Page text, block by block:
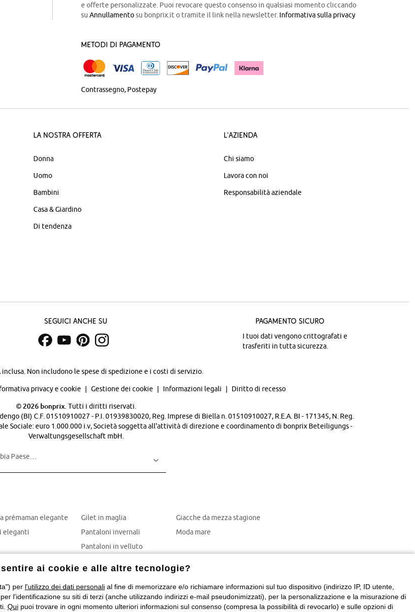
e offerte personalizzate. Puoi revocare questo consenso in qualsiasi momento cliccando
su Annullamentosu bonprix.it o tramite il link nella newsletter. Informativa sulla privacy
Metodi di pagamento
Contrassegno Postepay
La nostra offerta
Donna
Uomo
Bambini
Casa & Giardino
Di tendenza
L'azienda
Chi siamo
Lavora con noi
Responsabilità aziendale
Seguici anche su Pagamento sicuro
I tuoi dati vengono crittografati e
trasferiti in tutta sicurezza.
inclusa. Non includono le spese di spedizione e i costi di servizio.
privacy e cookie Gestione dei cookie Informazioni legali Diritto di recesso
© 2026 bonprix. Tutti i diritti riservati.
(BI) C.F. 01510910027 - P.I. 01939830020, Reg. Imprese di Biella n. 01510910027, R.E.A. BI - 171345, N. Reg.
Sociale: euro 1.000.000 i.v, Società soggetta all'attività di direzione e coordinamento di bonprix Beteiligungs -
Verwaltungsgesellschaft mbH.
Paese…
prémaman elegante
eleganti
Gilet in maglia
Pantaloni invernali
Pantaloni in velluto
Giacche da mezza stagione
Moda mare
ai cookie e alle altre tecnologie?
per l'utilizzo dei dati personali al fine di memorizzare e/o richiamare informazioni sul tuo dispositivo (indirizzo IP, ID utente,
l'identificazione su siti di terzi (anche utilizzando indirizzi e-mail pseudonimizzati), per la personalizzazione e la misurazione di
Quipuoi trovare in ogni momento ulteriori informazioni sul consenso (compresa la possibilità di revocarlo) e sulle opzioni di